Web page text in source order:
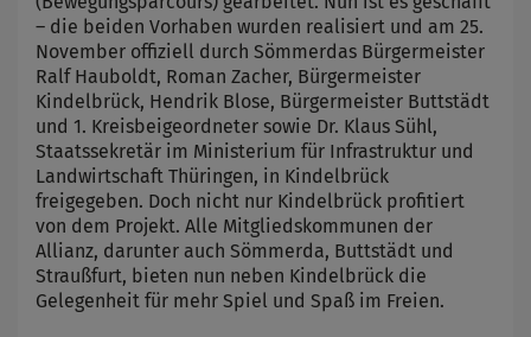
– die beiden Vorhaben wurden realisiert und am 25.
November offiziell durch Sömmerdas Bürgermeister
Ralf Hauboldt, Roman Zacher, Bürgermeister
Kindelbrück, Hendrik Blose, Bürgermeister Buttstädt
und 1. Kreisbeigeordneter sowie Dr. Klaus Sühl,
Staatssekretär im Ministerium für Infrastruktur und
Landwirtschaft Thüringen, in Kindelbrück
freigegeben. Doch nicht nur Kindelbrück profitiert
von dem Projekt. Alle Mitgliedskommunen der
Allianz, darunter auch Sömmerda, Buttstädt und
Straußfurt, bieten nun neben Kindelbrück die
Gelegenheit für mehr Spiel und Spaß im Freien.